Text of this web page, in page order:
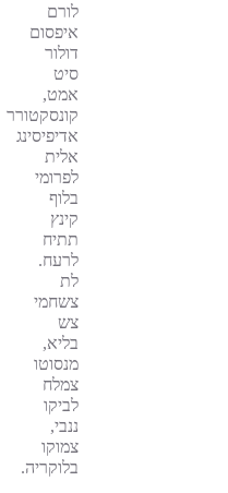
לורם
איפסום
דולור
סיט
אמט,
קונסקטורר
אדיפיסינג
אלית
לפרומי
בלוף
קינץ
תתיח
לרעח.
לת
צשחמי
צש
בליא,
מנסוטו
צמלח
לביקו
ננבי,
צמוקו
בלוקריה.